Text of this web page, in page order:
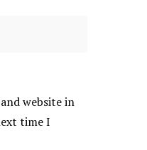
website in
time I